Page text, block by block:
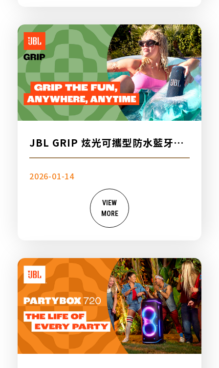
JBL GRIP 炫光可攜型防水藍牙喇
叭，新品上市
2026-01-14
VIEW
MORE